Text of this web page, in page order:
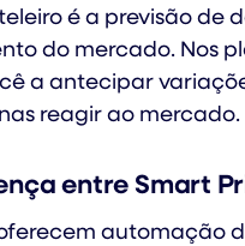
é a previsão de
do mercado. Nos
a antecipar
reagir ao mercado.
entre Smart
automação